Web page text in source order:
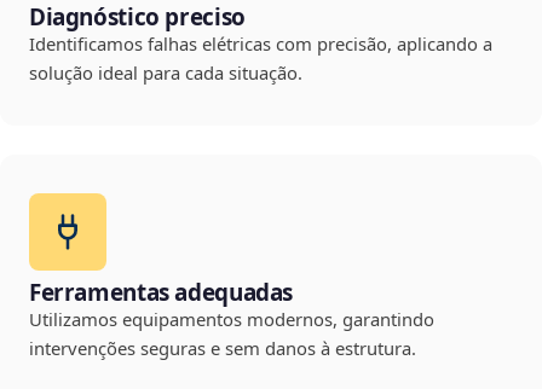
Diagnóstico preciso
Identificamos falhas elétricas com precisão, aplicando a
solução ideal para cada situação.
Ferramentas adequadas
Utilizamos equipamentos modernos, garantindo
intervenções seguras e sem danos à estrutura.